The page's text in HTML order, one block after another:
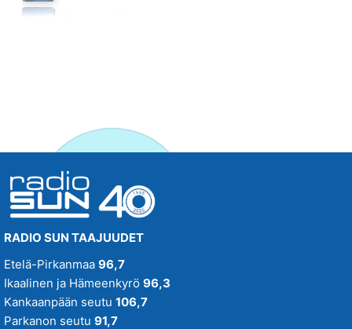
RADIO SUN TAAJUUDET
Etelä-Pirkanmaa 96,7
Ikaalinen ja Hämeenkyrö 96,3
Kankaanpään seutu 106,7
Parkanon seutu 91,7